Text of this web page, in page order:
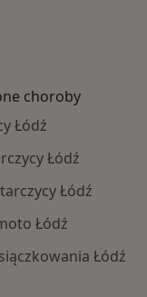
choroby
Łódź
Łódź
Łódź
Łódź
Łódź